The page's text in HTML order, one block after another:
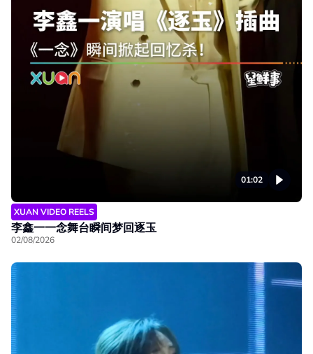
01:02
XUAN VIDEO REELS
李鑫一一念舞台瞬间梦回逐玉
02/08/2026